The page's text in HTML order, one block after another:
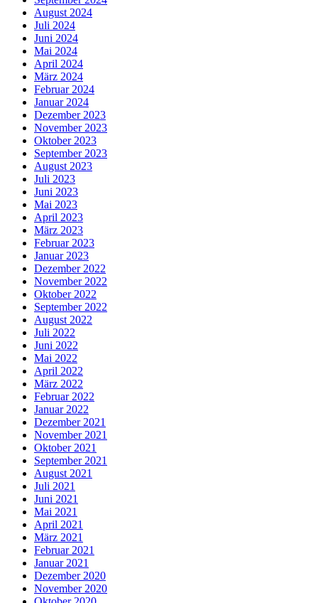
August 2024
Juli 2024
Juni 2024
Mai 2024
April 2024
März 2024
Februar 2024
Januar 2024
Dezember 2023
November 2023
Oktober 2023
September 2023
August 2023
Juli 2023
Juni 2023
Mai 2023
April 2023
März 2023
Februar 2023
Januar 2023
Dezember 2022
November 2022
Oktober 2022
September 2022
August 2022
Juli 2022
Juni 2022
Mai 2022
April 2022
März 2022
Februar 2022
Januar 2022
Dezember 2021
November 2021
Oktober 2021
September 2021
August 2021
Juli 2021
Juni 2021
Mai 2021
April 2021
März 2021
Februar 2021
Januar 2021
Dezember 2020
November 2020